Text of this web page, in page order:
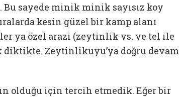
Bu sayede minik minik sayısız koy
kesin güzel bir kamp alanı
ya özel arazi (zeytinlik vs. ve tel ile
Zeytinlikuyu’ya doğru devam
olduğu için tercih etmedik. Eğer bir